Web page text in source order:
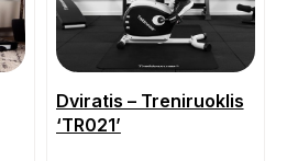
Dviratis – Treniruoklis
‘TR021’